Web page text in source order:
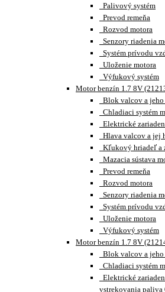
Palivový systém
Prevod remeňa
Rozvod motora
Senzory riadenia
Systém prívodu
Uloženie motora
Výfukový systém
Motor benzín 1.7 8V
Blok valcov a
Chladiaci systém
Elektrické
Hlava valcov a jej
Kľukový hriadeľ a
Mazacia sústava
Prevod remeňa
Rozvod motora
Senzory riadenia
Systém prívodu
Uloženie motora
Výfukový systém
Motor benzín 1.7 8V
Blok valcov a
Chladiaci systém
Elektrické
vstrekovania paliva